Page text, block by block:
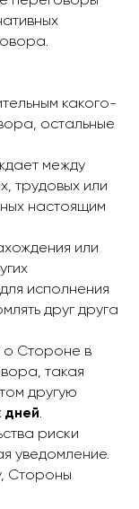
какого-
остальные
между
трудовых или
настоящим
или
исполнения
друг друга
о Стороне в
такая
другую
дней.
риски
уведомление.
Стороны